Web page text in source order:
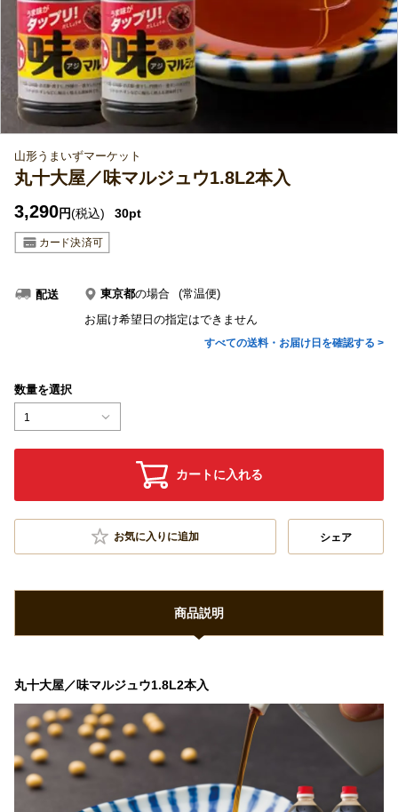
山形うまいずマーケット
丸十大屋／味マルジュウ1.8L2本入
3,290円(税込) 30pt
配送 東京都の場合
(常温便)
お届け希望日の指定はできません
すべての送料・お届け日を確認する >
数量を選択
1
カートに入れる
お気に入りに追加 シェア
商品説明
丸十大屋／味マルジュウ1.8L2本入